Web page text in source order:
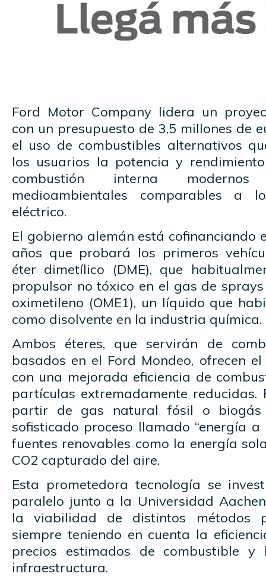
Ford Motor Company lidera un
con un presupuesto de 3,5 millones de
el uso de combustibles alternativos
los usuarios la potencia y
combustión interna
medioambientales comparables a
eléctrico.
El gobierno alemán está cofinanciando
años que probará los primeros
éter dimetílico (DME), que
propulsor no tóxico en el gas de
oximetileno (OME1), un líquido que
como disolvente en la industria química.
Ambos éteres, que servirán de
basados en el Ford Mondeo, ofrecen
con una mejorada eficiencia de
partículas extremadamente reducidas.
partir de gas natural fósil o
sofisticado proceso llamado “energía a
fuentes renovables como la energía
CO2 capturado del aire.
Esta prometedora tecnología se
paralelo junto a la Universidad
la viabilidad de distintos métodos
siempre teniendo en cuenta la
precios estimados de combustible
infraestructura.